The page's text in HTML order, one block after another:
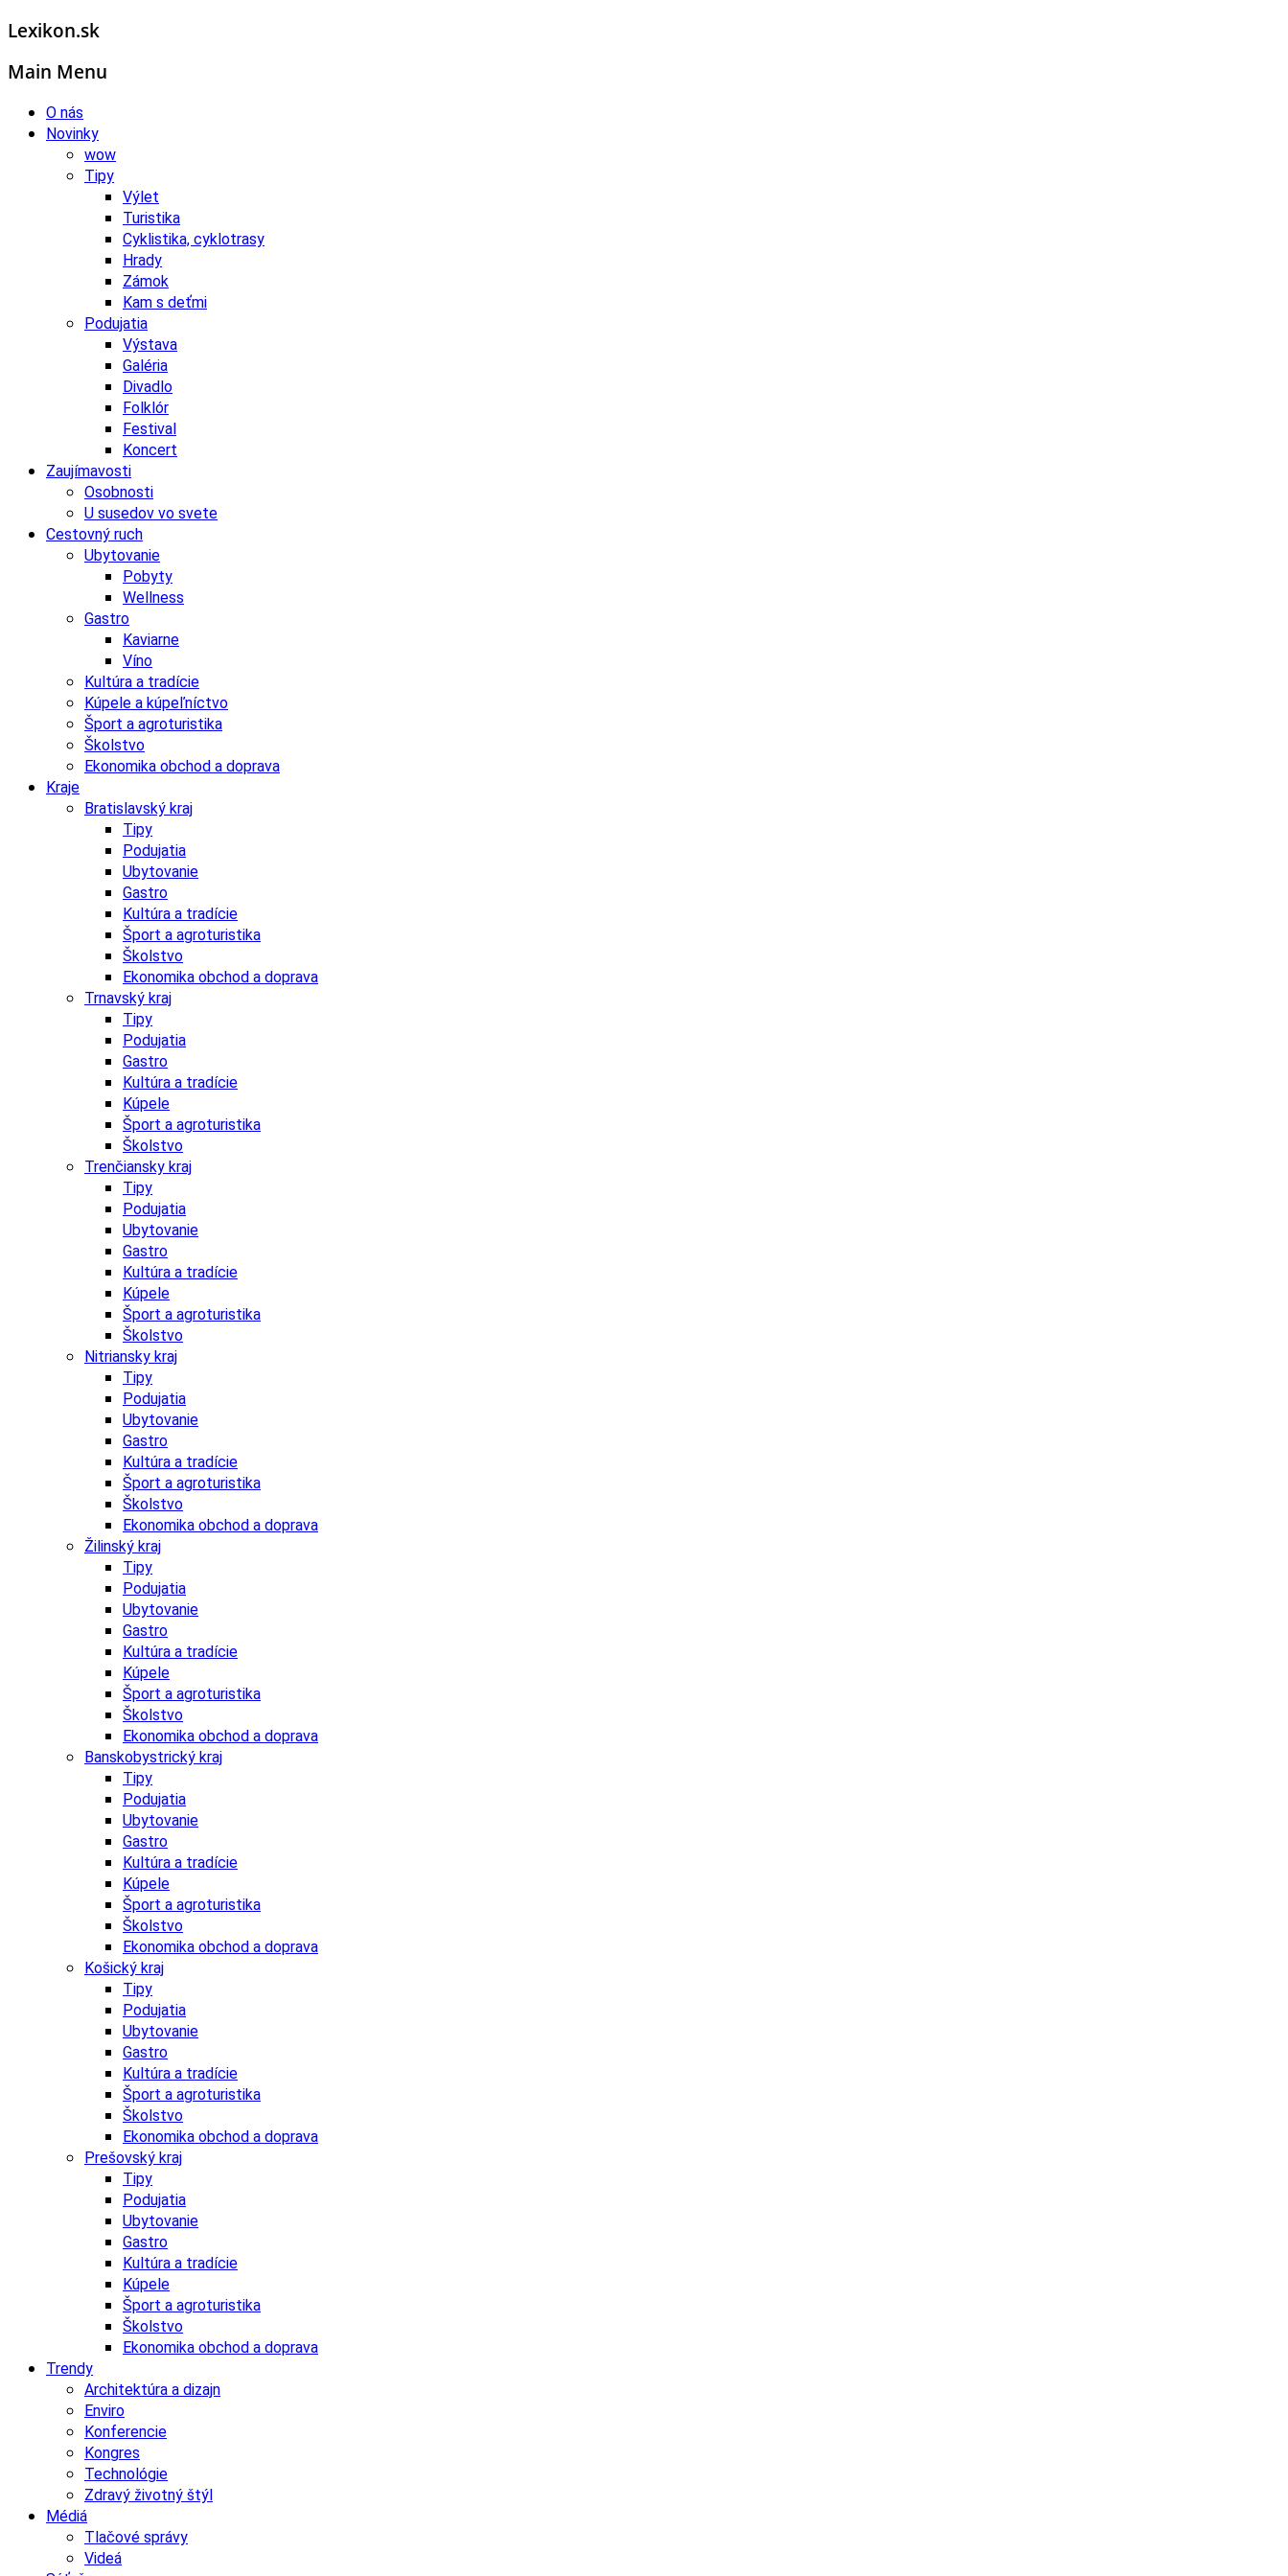
Lexikon.sk
Main Menu
O nás
Novinky
wow
Tipy
Výlet
Turistika
Cyklistika, cyklotrasy
Hrady
Zámok
Kam s deťmi
Podujatia
Výstava
Galéria
Divadlo
Folklór
Festival
Koncert
Zaujímavosti
Osobnosti
U susedov vo svete
Cestovný ruch
Ubytovanie
Pobyty
Wellness
Gastro
Kaviarne
Víno
Kultúra a tradície
Kúpele a kúpeľníctvo
Šport a agroturistika
Školstvo
Ekonomika obchod a doprava
Kraje
Bratislavský kraj
Tipy
Podujatia
Ubytovanie
Gastro
Kultúra a tradície
Šport a agroturistika
Školstvo
Ekonomika obchod a doprava
Trnavský kraj
Tipy
Podujatia
Gastro
Kultúra a tradície
Kúpele
Šport a agroturistika
Školstvo
Trenčiansky kraj
Tipy
Podujatia
Ubytovanie
Gastro
Kultúra a tradície
Kúpele
Šport a agroturistika
Školstvo
Nitriansky kraj
Tipy
Podujatia
Ubytovanie
Gastro
Kultúra a tradície
Šport a agroturistika
Školstvo
Ekonomika obchod a doprava
Žilinský kraj
Tipy
Podujatia
Ubytovanie
Gastro
Kultúra a tradície
Kúpele
Šport a agroturistika
Školstvo
Ekonomika obchod a doprava
Banskobystrický kraj
Tipy
Podujatia
Ubytovanie
Gastro
Kultúra a tradície
Kúpele
Šport a agroturistika
Školstvo
Ekonomika obchod a doprava
Košický kraj
Tipy
Podujatia
Ubytovanie
Gastro
Kultúra a tradície
Šport a agroturistika
Školstvo
Ekonomika obchod a doprava
Prešovský kraj
Tipy
Podujatia
Ubytovanie
Gastro
Kultúra a tradície
Kúpele
Šport a agroturistika
Školstvo
Ekonomika obchod a doprava
Trendy
Architektúra a dizajn
Enviro
Konferencie
Kongres
Technológie
Zdravý životný štýl
Médiá
Tlačové správy
Videá